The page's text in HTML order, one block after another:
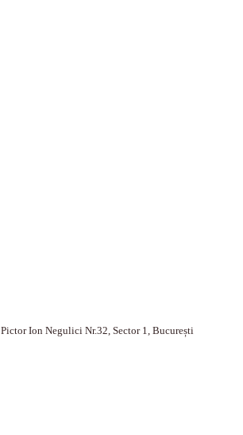
Ion Negulici Nr.32, Sector 1, București